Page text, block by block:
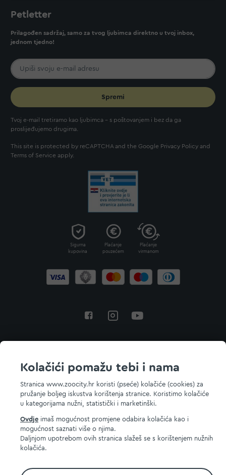
Kolačići pomažu tebi i nama
Stranica www.zoocity.hr koristi (pseće) kolačiće (cookies) za
pružanje boljeg iskustva korištenja stranice. Koristimo kolačiće
u kategorijama nužni, statistički i marketinški.
Ovdje imaš mogućnost promjene odabira kolačića kao i
mogućnost saznati više o njima.
Daljnjom upotrebom ovih stranica slažeš se s korištenjem nužnih
kolačića.
Petletter
Prilagođen sadržaj, samo za tvog ljubimca direktno u tvoj inbox,
jednom tjedno!
Spremi
Tvoj e-mail tretiramo kao ljubimca - s poštovanjem i bez da ga
proslijeđujemo drugima.
This site is protected by reCAPTCHA and the Google Privacy Policy and
Terms of Service apply.
Sigurna
kupovina
Plaćanje
pouzećem
Plaćanje
virmanom
© 2026 ZOOCITY. Sva prava zadržana.